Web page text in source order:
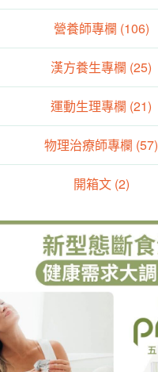
營養師專欄 (106)
漢方養生專欄 (25)
運動生理專欄 (21)
物理治療師專欄 (57)
開箱文 (2)